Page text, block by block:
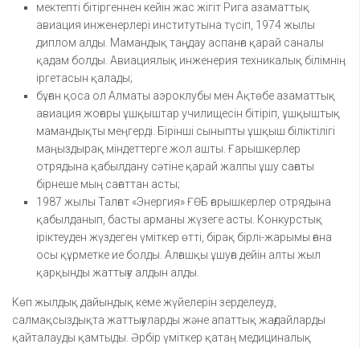
мектепті бітіргеннен кейін жас жігіт Рига азаматтық
авиация инженерлері институтына түсіп, 1974 жылы
диплом алды. Мамандық таңдау аспанға қарай саналы
қадам болды. Авиациялық инженерия техникалық білімнің
іргетасын қалады;
бұған қоса ол Алматы аэроклубы мен Ақтөбе азаматтық
авиация жоғары ұшқыштар училищесін бітіріп, ұшқыштық
мамандықты меңгерді. Бірінші сыныпты ұшқыш біліктілігі
маңыздырақ міндеттерге жол ашты. Ғарышкерлер
отрядына қабылдану сәтіне қарай жалпы ұшу сағаты
бірнеше мың сағаттан асты;
1987 жылы Талғат «Энергия» ҒӨБ ғарышкерлер отрядына
қабылданып, басты арманы жүзеге асты. Конкурстық
іріктеуден жүздеген үміткер өтті, бірақ бірлі-жарымы ғана
осы құрметке ие болды. Алғашқы ұшуға дейін алты жыл
қарқынды жаттығу алдын алды.
Көп жылдық дайындық кеме жүйелерін зерделеуді,
салмақсыздықта жаттығуларды және апаттық жағдайларды
қайталауды қамтыды. Әрбір үміткер қатаң медициналық